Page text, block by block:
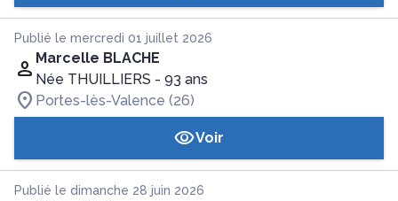
Publié le mercredi 01 juillet 2026
Marcelle BLACHE
Née THUILLIERS - 93 ans
Portes-lès-Valence (26)
Voir
Publié le dimanche 28 juin 2026